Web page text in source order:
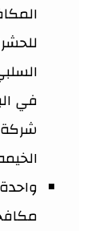
في